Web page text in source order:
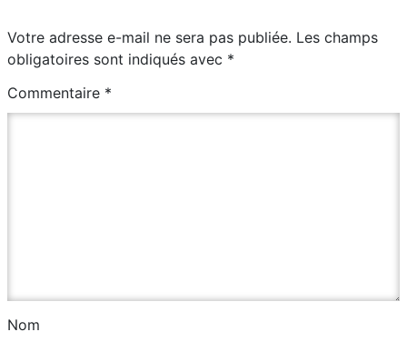
Votre adresse e-mail ne sera pas publiée. Les champs
obligatoires sont indiqués avec *
Commentaire *
Nom